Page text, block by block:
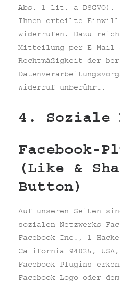
Abs. 1 lit. a DSGVO).
Ihnen erteilte
widerrufen. Dazu
Mitteilung per E-Mail
Rechtmäßigkeit der
Widerruf unberührt.
4. Soziale
Facebook-
(Like &
Button)
Auf unseren Seiten
sozialen Netzwerks
Facebook Inc., 1
California 94025,
Facebook-Plugins
Facebook-Logo oder